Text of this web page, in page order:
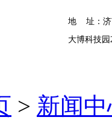
地 址：济
大博科技园
> 新闻